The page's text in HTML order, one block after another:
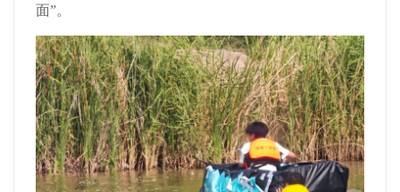
面”。